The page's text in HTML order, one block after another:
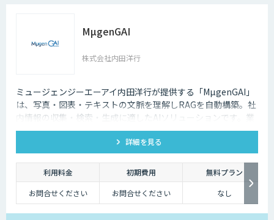
MµgenGAI
株式会社内田洋行
ミュージェンジーエーアイ内田洋行が提供する「MµgenGAI」
は、写真・図表・テキストの文脈を理解しRAGを自動構築。社
内情報の収集・検索・生成に適したAIソリューションです。業
種を問わず業務効率とナレッジ活用を支援します。
詳細を見る
利用料金 初期費用
無料プラン
お問合せください
お問合せください なし